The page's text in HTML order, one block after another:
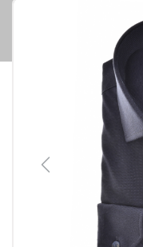
Previous